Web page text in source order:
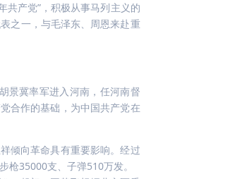
共产党”，积极从事马列主义的
之一，与毛泽东、周恩来赴重
景冀率军进入河南，任河南督
合作的基础，为中国共产党在
倾向革命具有重要影响。经过
35000支、子弹510万发。